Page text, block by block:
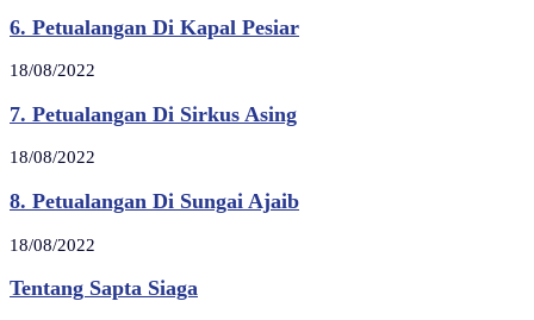
6. Petualangan Di Kapal Pesiar
18/08/2022
7. Petualangan Di Sirkus Asing
18/08/2022
8. Petualangan Di Sungai Ajaib
18/08/2022
Tentang Sapta Siaga